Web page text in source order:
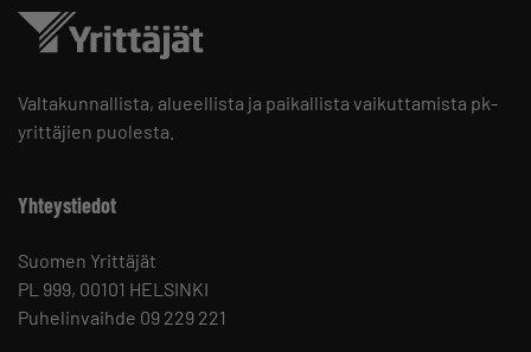
Valtakunnallista, alueellista ja paikallista vaikuttamista pk-
yrittäjien puolesta.
Yhteystiedot
Suomen Yrittäjät
PL 999, 00101 HELSINKI
Puhelinvaihde 09 229 221